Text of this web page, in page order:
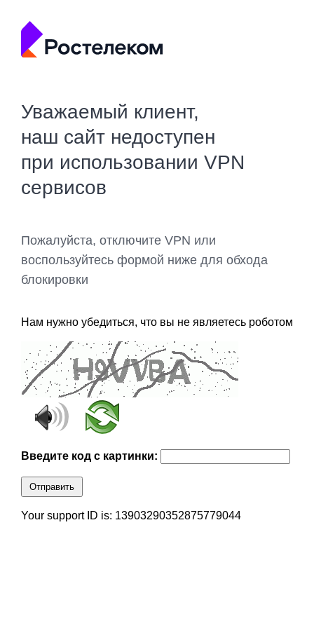
Уважаемый клиент,
наш сайт недоступен
при использовании VPN
сервисов
Пожалуйста, отключите VPN или
воспользуйтесь формой ниже для обхода
блокировки
Нам нужно убедиться, что вы не являетесь роботом
Введите код с картинки:
Отправить
Your support ID is: 13903290352875779044